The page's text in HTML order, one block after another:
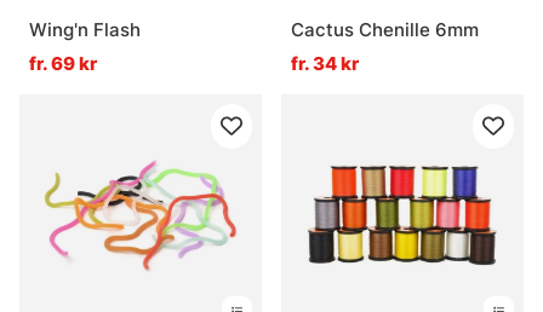
Wing'n Flash
fr. 69 kr
Cactus Chenille 6mm
fr. 34 kr